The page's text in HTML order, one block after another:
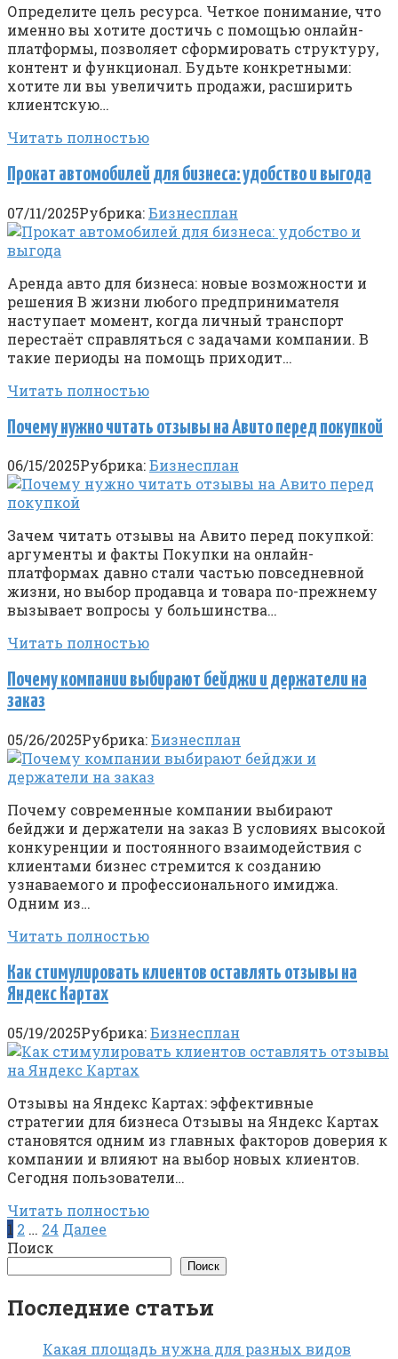
Определите цель ресурса. Четкое понимание, что
именно вы хотите достичь с помощью онлайн-
платформы, позволяет сформировать структуру,
контент и функционал. Будьте конкретными:
хотите ли вы увеличить продажи, расширить
клиентскую…
Читать полностью
Прокат автомобилей для бизнеса: удобство и выгода
07/11/2025Рубрика:Бизнесплан
Аренда авто для бизнеса: новые возможности и
решения В жизни любого предпринимателя
наступает момент, когда личный транспорт
перестаёт справляться с задачами компании. В
такие периоды на помощь приходит…
Читать полностью
Почему нужно читать отзывы на Авито перед покупкой
06/15/2025Рубрика:Бизнесплан
Зачем читать отзывы на Авито перед покупкой:
аргументы и факты Покупки на онлайн-
платформах давно стали частью повседневной
жизни, но выбор продавца и товара по-прежнему
вызывает вопросы у большинства…
Читать полностью
Почему компании выбирают бейджи и держатели на
заказ
05/26/2025Рубрика:Бизнесплан
Почему современные компании выбирают
бейджи и держатели на заказ В условиях высокой
конкуренции и постоянного взаимодействия с
клиентами бизнес стремится к созданию
узнаваемого и профессионального имиджа.
Одним из…
Читать полностью
Как стимулировать клиентов оставлять отзывы на
Яндекс Картах
05/19/2025Рубрика:Бизнесплан
Отзывы на Яндекс Картах: эффективные
стратегии для бизнеса Отзывы на Яндекс Картах
становятся одним из главных факторов доверия к
компании и влияют на выбор новых клиентов.
Сегодня пользователи…
Читать полностью
Пагинация
записей
1 2 … 24 Далее
Поиск
Поиск
Последние статьи
Какая площадь нужна для разных видов